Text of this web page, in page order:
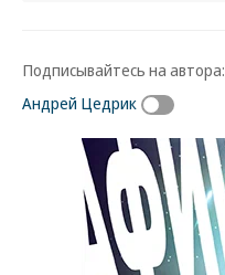
Подписывайтесь на автора:
Андрей Цедрик